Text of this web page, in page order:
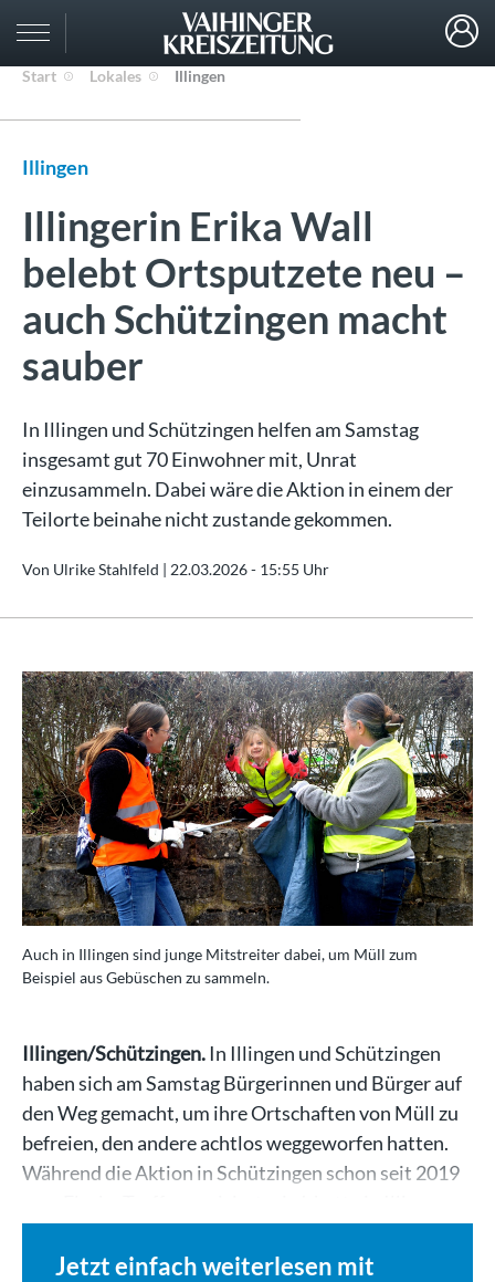
Start Lokales Illingen
Illingen
Illingerin Erika Wall
belebt Ortsputzete neu –
auch Schützingen macht
sauber
In Illingen und Schützingen helfen am Samstag
insgesamt gut 70 Einwohner mit, Unrat
einzusammeln. Dabei wäre die Aktion in einem der
Teilorte beinahe nicht zustande gekommen.
Von Ulrike Stahlfeld | 22.03.2026 - 15:55 Uhr
Auch in Illingen sind junge Mitstreiter dabei, um Müll zum
Beispiel aus Gebüschen zu sammeln.
Illingen/Schützingen.In Illingen und Schützingen
haben sich am Samstag Bürgerinnen und Bürger auf
den Weg gemacht, um ihre Ortschaften von Müll zu
befreien, den andere achtlos weggeworfen hatten.
Während die Aktion in Schützingen schon seit 2019
Jetzt einfach weiterlesen mit